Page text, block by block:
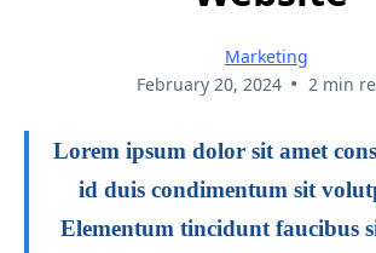
Marketing
February 20, 2024 • 2 min
Lorem ipsum dolor sit amet
id duis condimentum sit
Elementum tincidunt faucibus